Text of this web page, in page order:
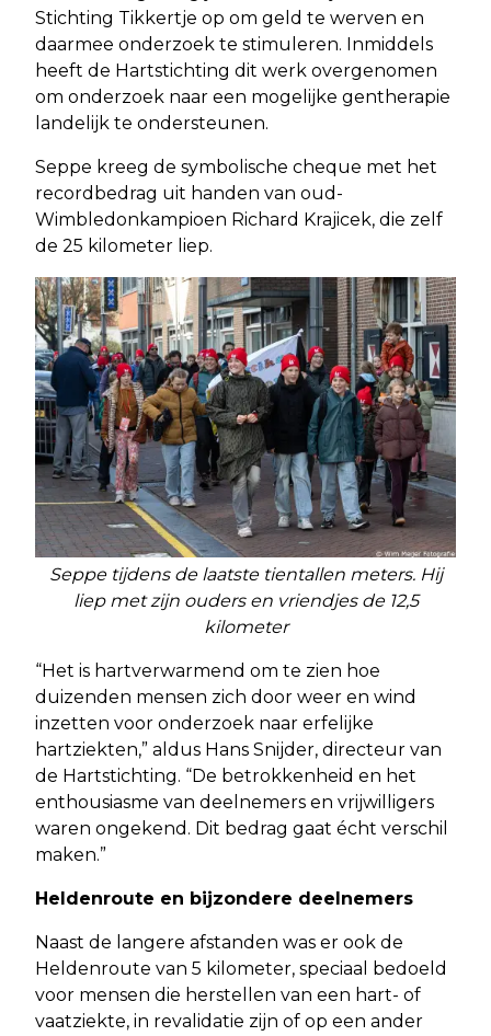
Stichting Tikkertje op om geld te werven en
daarmee onderzoek te stimuleren. Inmiddels
heeft de Hartstichting dit werk overgenomen
om onderzoek naar een mogelijke gentherapie
landelijk te ondersteunen.
Seppe kreeg de symbolische cheque met het
recordbedrag uit handen van oud-
Wimbledonkampioen Richard Krajicek, die zelf
de 25 kilometer liep.
Seppe tijdens de laatste tientallen meters. Hij
liep met zijn ouders en vriendjes de 12,5
kilometer
“Het is hartverwarmend om te zien hoe
duizenden mensen zich door weer en wind
inzetten voor onderzoek naar erfelijke
hartziekten,” aldus Hans Snijder, directeur van
de Hartstichting. “De betrokkenheid en het
enthousiasme van deelnemers en vrijwilligers
waren ongekend. Dit bedrag gaat écht verschil
maken.”
Heldenroute en bijzondere deelnemers
Naast de langere afstanden was er ook de
Heldenroute van 5 kilometer, speciaal bedoeld
voor mensen die herstellen van een hart- of
vaatziekte, in revalidatie zijn of op een ander